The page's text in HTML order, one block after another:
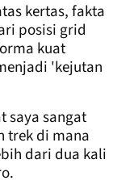
kertas, fakta
posisi grid
kuat
'kejutan
saya sangat
trek di mana
dari dua kali